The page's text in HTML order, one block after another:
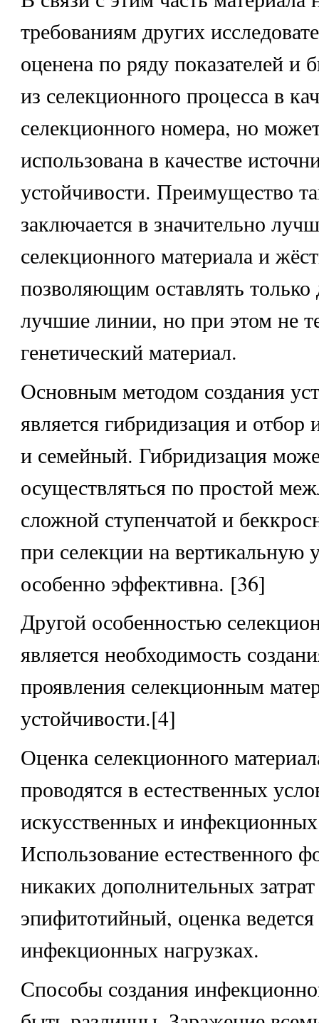
требованиям других
оценена по ряду показателей и
из селекционного процесса в
селекционного номера, но
использована в качестве
устойчивости. Преимущество
заключается в значительно
селекционного материала и
позволяющим оставлять только
лучшие линии, но при этом не
генетический материал.
Основным методом создания
является гибридизация и
и семейный. Гибридизация
осуществляться по простой
сложной ступенчатой и
при селекции на вертикальную
особенно эффективна. [36]
Другой особенностью
является необходимость
проявления селекционным
устойчивости.[4]
Оценка селекционного
проводятся в естественных
искусственных и
Использование естественного
никаких дополнительных
эпифитотийный, оценка
инфекционных нагрузках.
Способы создания